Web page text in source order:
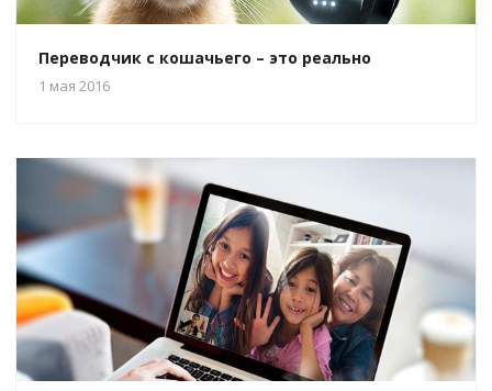
Переводчик с кошачьего – это реально
1 мая 2016